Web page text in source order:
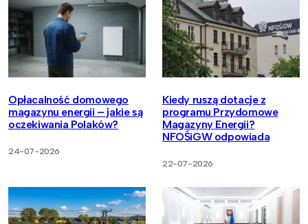
Opłacalność domowego
magazynu energii – jakie są
oczekiwania Polaków?
24-07-2026
Kiedy ruszą dotacje z
programu Przydomowe
Magazyny Energii?
NFOŚiGW odpowiada
22-07-2026